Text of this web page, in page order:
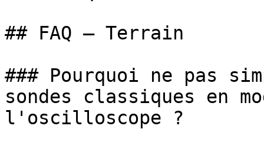
## FAQ — Terrain
### Pourquoi ne pas
sondes classiques en
l'oscilloscope ?